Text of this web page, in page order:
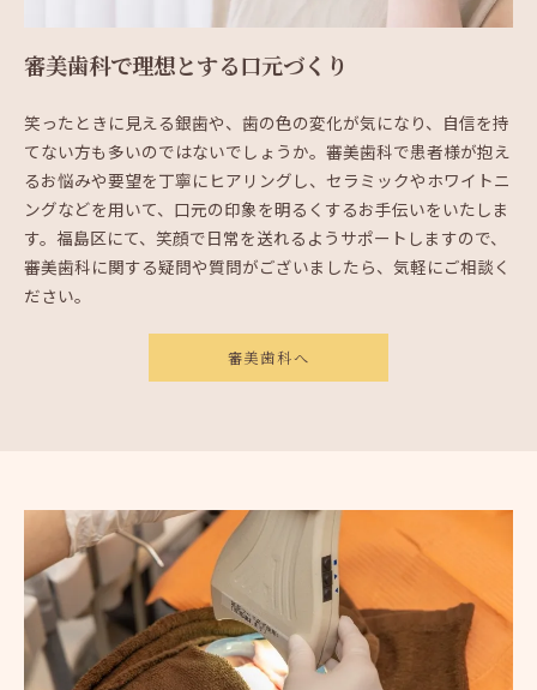
審美歯科で理想とする口元づくり
笑ったときに見える銀歯や、歯の色の変化が気になり、自信を持
てない方も多いのではないでしょうか。審美歯科で患者様が抱え
るお悩みや要望を丁寧にヒアリングし、セラミックやホワイトニ
ングなどを用いて、口元の印象を明るくするお手伝いをいたしま
す。福島区にて、笑顔で日常を送れるようサポートしますので、
審美歯科に関する疑問や質問がございましたら、気軽にご相談く
ださい。
審美歯科へ